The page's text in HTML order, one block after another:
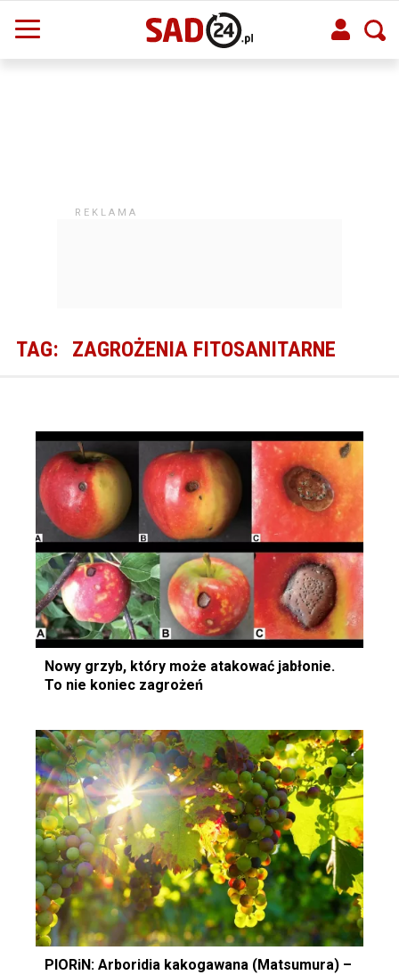
TAG: ZAGROŻENIA FITOSANITARNE
Nowy grzyb, który może atakować jabłonie.
To nie koniec zagrożeń
PIORiN: Arboridia kakogawana (Matsumura) –